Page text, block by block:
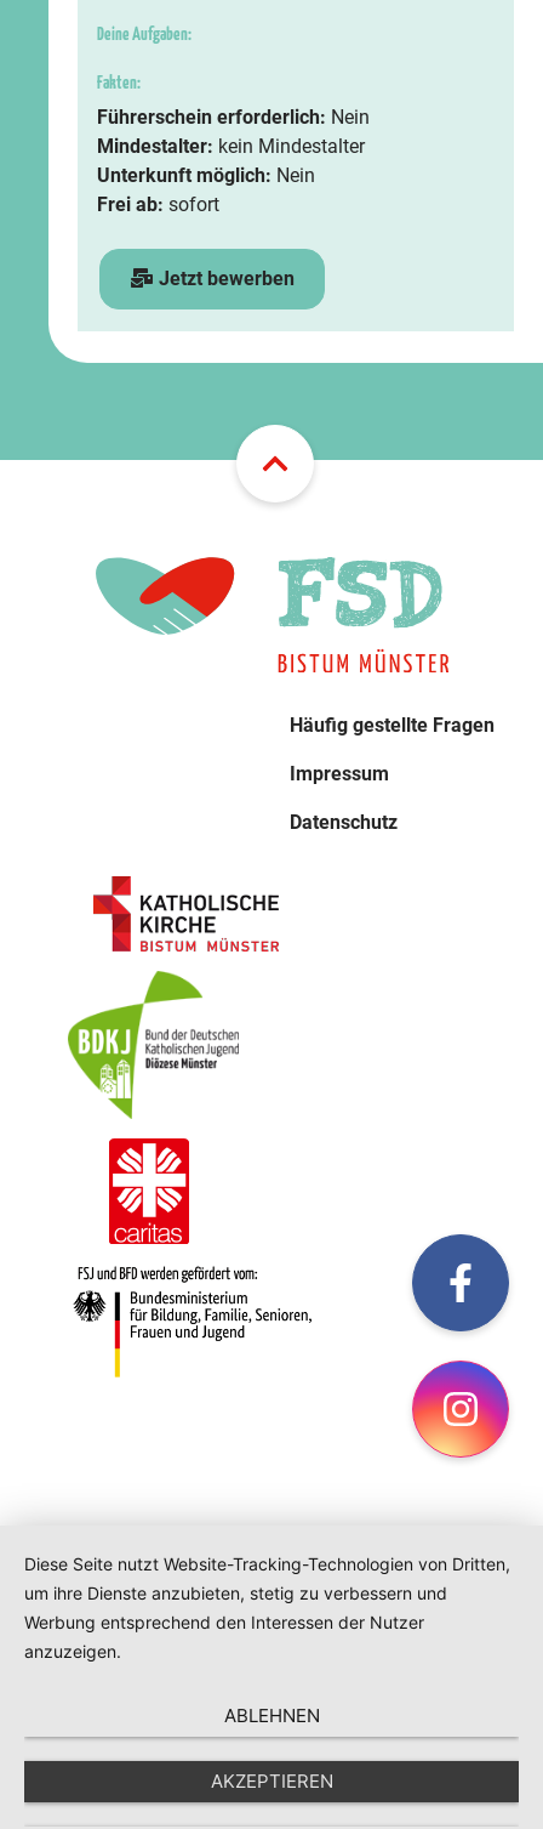
Deine Aufgaben:
Fakten:
Führerschein erforderlich: Nein
Mindestalter: kein Mindestalter
Unterkunft möglich: Nein
Frei ab: sofort
Jetzt bewerben
Häufig gestellte Fragen
Impressum
Datenschutz
Diese Seite nutzt Website-Tracking-Technologien von Dritten,
um ihre Dienste anzubieten, stetig zu verbessern und
Werbung entsprechend den Interessen der Nutzer
anzuzeigen.
ABLEHNEN
AKZEPTIEREN